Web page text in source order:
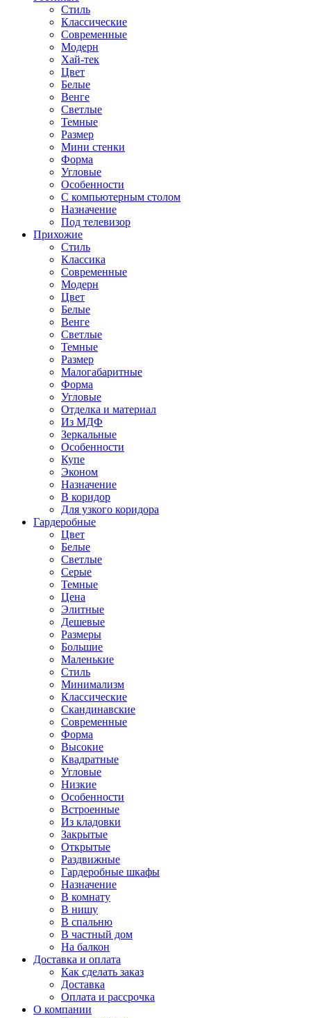
Стиль
Классические
Современные
Модерн
Хай-тек
Цвет
Белые
Венге
Светлые
Темные
Размер
Мини стенки
Форма
Угловые
Особенности
С компьютерным столом
Назначение
Под телевизор
Прихожие
Стиль
Классика
Современные
Модерн
Цвет
Белые
Венге
Светлые
Темные
Размер
Малогабаритные
Форма
Угловые
Отделка и материал
Из МДФ
Зеркальные
Особенности
Купе
Эконом
Назначение
В коридор
Для узкого коридора
Гардеробные
Цвет
Белые
Светлые
Серые
Темные
Цена
Элитные
Дешевые
Размеры
Большие
Маленькие
Стиль
Минимализм
Классические
Скандинавские
Современные
Форма
Высокие
Квадратные
Угловые
Низкие
Особенности
Встроенные
Из кладовки
Закрытые
Открытые
Раздвижные
Гардеробные шкафы
Назначение
В комнату
В нишу
В спальню
В частный дом
На балкон
Доставка и оплата
Как сделать заказ
Доставка
Оплата и рассрочка
О компании